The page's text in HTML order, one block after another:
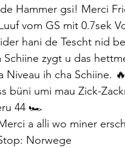
de Hammer gsi! Merci
vom GS mit 0.7sek
hani de Tescht nid
Schiine zygt u das
Niveau ih cha Schiine. 🔥
büni umi mau Zick-
44 🏎️
a alli wo miner
Norwege